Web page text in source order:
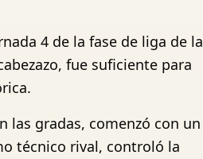
4 de la fase de liga de la
fue suficiente para
las gradas, comenzó con un
técnico rival, controló la